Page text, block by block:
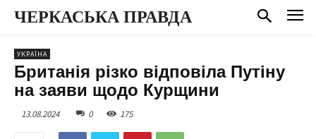
ЧЕРКАСЬКА ПРАВДА
УКРАЇНА
Британія різко відповіла Путіну
на заяви щодо Курщини
13.08.2024 0 175